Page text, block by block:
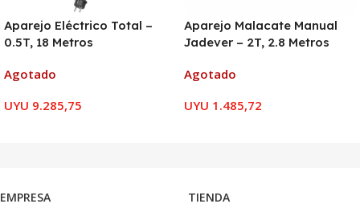
Aparejo Eléctrico Total –
0.5T, 18 Metros
Agotado
UYU 9.285,75
Aparejo Malacate Manual
Jadever – 2T, 2.8 Metros
Agotado
UYU 1.485,72
EMPRESA
TIENDA